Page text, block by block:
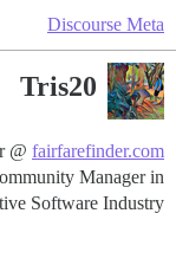
Discourse Meta
Tris20
@ fairfarefinder.com
Manager in
Software Industry